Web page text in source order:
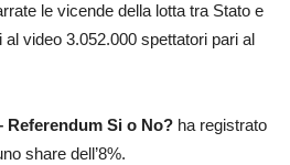
le vicende della lotta tra Stato e
video 3.052.000 spettatori pari al
Referendum Si o No? ha registrato
share dell’8%.